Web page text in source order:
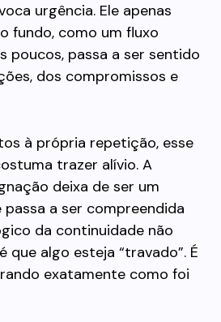
urgência. Ele apenas
fundo, como um fluxo
poucos, passa a ser sentido
dos compromissos e
à própria repetição, esse
trazer alívio. A
deixa de ser um
a ser compreendida
da continuidade não
que algo esteja “travado”. É
exatamente como foi